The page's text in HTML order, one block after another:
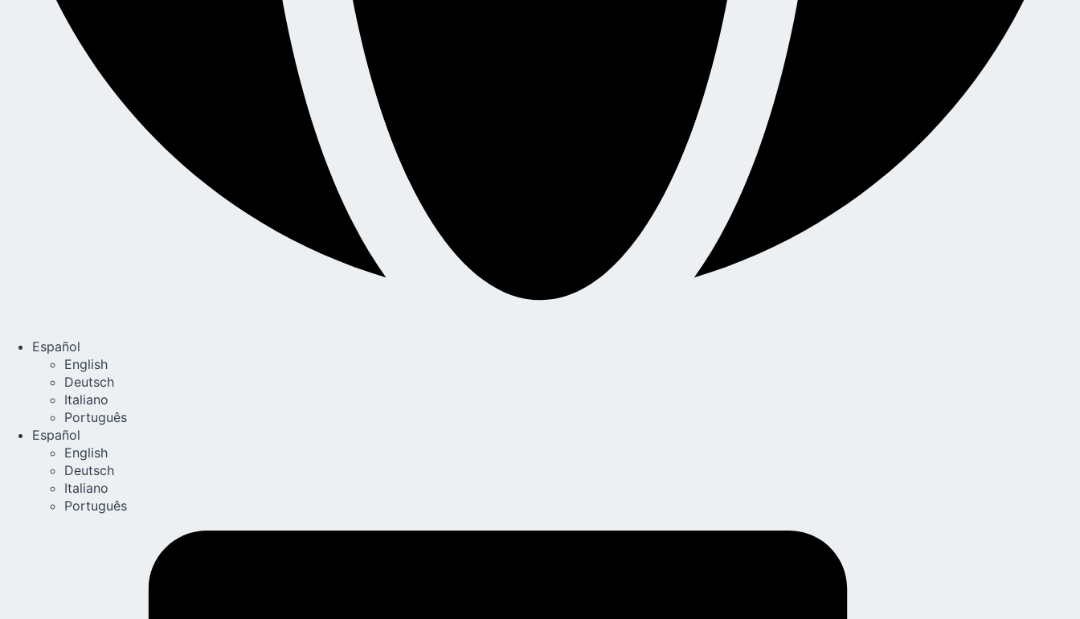
Español
English
Deutsch
Italiano
Português
Español
English
Deutsch
Italiano
Português